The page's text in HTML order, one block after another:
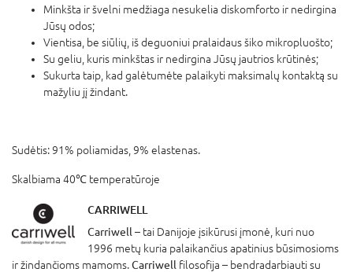
Minkšta ir švelni medžiaga nesukelia diskomforto ir nedirgina
Jūsų odos;
Vientisa, be siūlių, iš deguoniui pralaidaus šiko mikropluošto;
Su geliu, kuris minkštas ir nedirgina Jūsų jautrios krūtinės;
Sukurta taip, kad galėtumėte palaikyti maksimalų kontaktą su
mažyliu jį žindant.
Sudėtis: 91% poliamidas, 9% elastenas.
Skalbiama 40℃ temperatūroje
CARRIWELL
Carriwell – tai Danijoje įsikūrusi įmonė, kuri nuo
1996 metų kuria palaikančius apatinius būsimosioms
ir žindančioms mamoms.Carriwell filosofija – bendradarbiauti su